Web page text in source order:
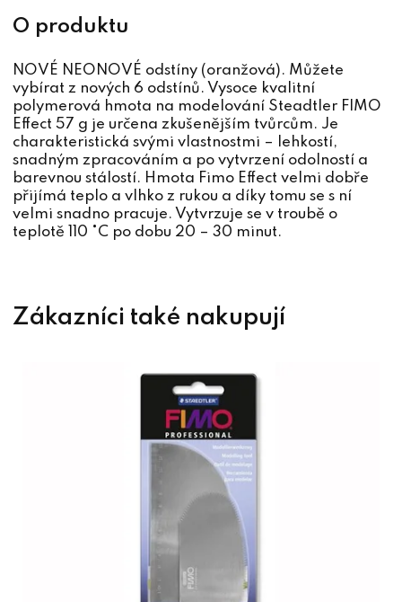
NOVÉ NEONOVÉ odstíny (oranžová). Můžete
vybírat z nových 6 odstínů. Vysoce kvalitní
polymerová hmota na modelování Steadtler FIMO
Effect 57 g je určena zkušenějším tvůrcům. Je
charakteristická svými vlastnostmi – lehkostí,
snadným zpracováním a po vytvrzení odolností a
barevnou stálostí. Hmota Fimo Effect velmi dobře
přijímá teplo a vlhko z rukou a díky tomu se s ní
velmi snadno pracuje. Vytvrzuje se v troubě o
teplotě 110 °C po dobu 20 – 30 minut.